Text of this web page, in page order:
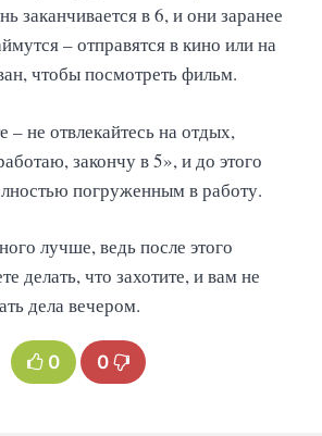
заканчивается в 6, и они заранее
– отправятся в кино или на
чтобы посмотреть фильм.
– не отвлекайтесь на отдых,
закончу в 5», и до этого
погруженным в работу.
лучше, ведь после этого
делать, что захотите, и вам не
дела вечером.
0 0